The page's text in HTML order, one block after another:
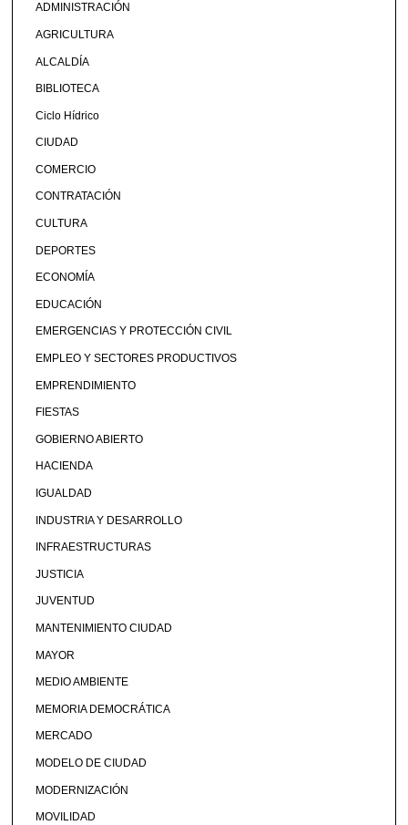
ADMINISTRACIÓN
AGRICULTURA
ALCALDÍA
BIBLIOTECA
Ciclo Hídrico
CIUDAD
COMERCIO
CONTRATACIÓN
CULTURA
DEPORTES
ECONOMÍA
EDUCACIÓN
EMERGENCIAS Y PROTECCIÓN CIVIL
EMPLEO Y SECTORES PRODUCTIVOS
EMPRENDIMIENTO
FIESTAS
GOBIERNO ABIERTO
HACIENDA
IGUALDAD
INDUSTRIA Y DESARROLLO
INFRAESTRUCTURAS
JUSTICIA
JUVENTUD
MANTENIMIENTO CIUDAD
MAYOR
MEDIO AMBIENTE
MEMORIA DEMOCRÁTICA
MERCADO
MODELO DE CIUDAD
MODERNIZACIÓN
MOVILIDAD